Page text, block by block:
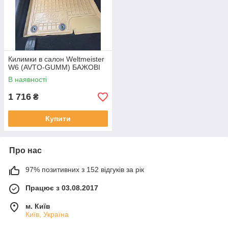
Килимки в салон Weltmeister
W6 (AVTO-GUMM) БАЖОВІ
В наявності
1 716 ₴
Купити
Про нас
97% позитивних з 152 відгуків за рік
Працює з 03.08.2017
м. Київ
Київ, Україна